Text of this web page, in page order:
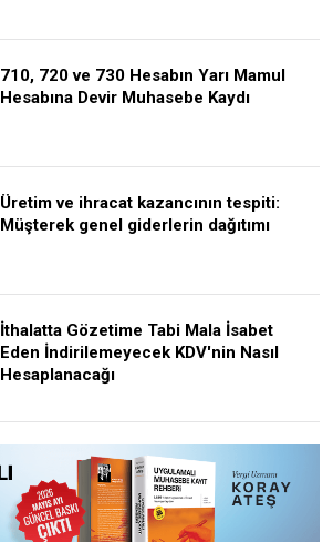
710, 720 ve 730 Hesabın Yarı Mamul
Hesabına Devir Muhasebe Kaydı
Üretim ve ihracat kazancının tespiti:
Müşterek genel giderlerin dağıtımı
İthalatta Gözetime Tabi Mala İsabet
Eden İndirilemeyecek KDV'nin Nasıl
Hesaplanacağı